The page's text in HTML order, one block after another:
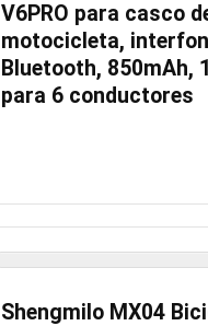
V6PRO para casco
motocicleta,
Bluetooth, 850mAh,
para 6 conductores
Shengmilo MX04